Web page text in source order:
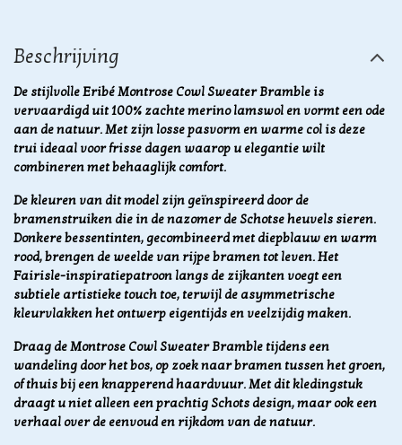
Beschrijving
De stijlvolle Eribé Montrose Cowl Sweater Bramble is
vervaardigd uit 100% zachte merino lamswol en vormt een ode
aan de natuur. Met zijn losse pasvorm en warme col is deze
trui ideaal voor frisse dagen waarop u elegantie wilt
combineren met behaaglijk comfort.
De kleuren van dit model zijn geïnspireerd door de
bramenstruiken die in de nazomer de Schotse heuvels sieren.
Donkere bessentinten, gecombineerd met diepblauw en warm
rood, brengen de weelde van rijpe bramen tot leven. Het
Fairisle-inspiratiepatroon langs de zijkanten voegt een
subtiele artistieke touch toe, terwijl de asymmetrische
kleurvlakken het ontwerp eigentijds en veelzijdig maken.
Draag de Montrose Cowl Sweater Bramble tijdens een
wandeling door het bos, op zoek naar bramen tussen het groen,
of thuis bij een knapperend haardvuur. Met dit kledingstuk
draagt u niet alleen een prachtig Schots design, maar ook een
verhaal over de eenvoud en rijkdom van de natuur.